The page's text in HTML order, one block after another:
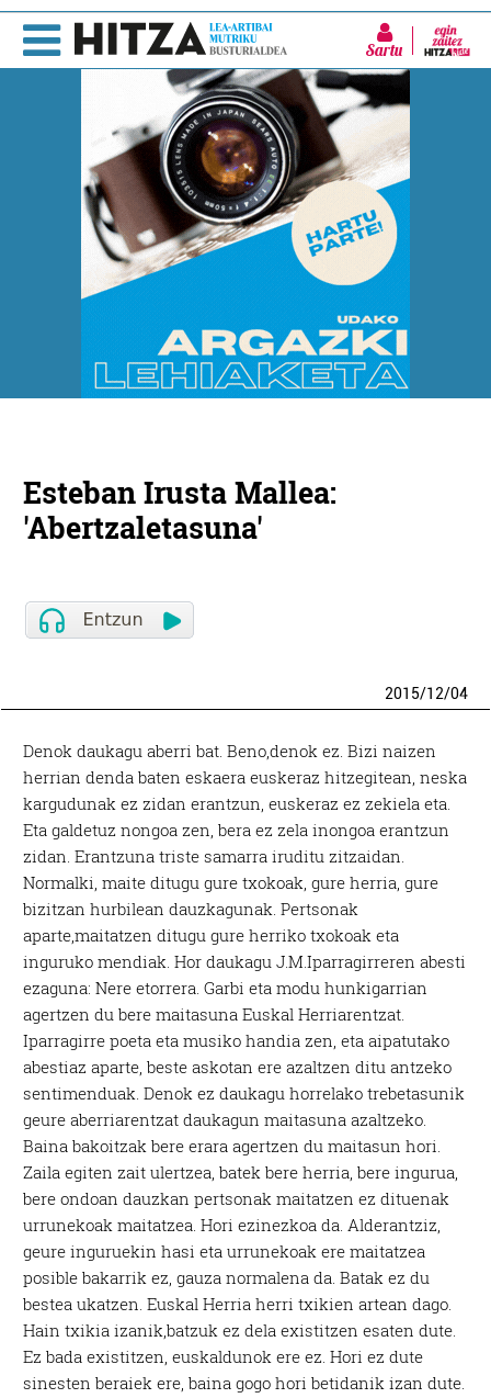
Sartu
Esteban Irusta Mallea:
'Abertzaletasuna'
2015/12/04
Denok daukagu aberri bat. Beno,denok ez. Bizi naizen
herrian denda baten eskaera euskeraz hitzegitean, neska
kargudunak ez zidan erantzun, euskeraz ez zekiela eta.
Eta galdetuz nongoa zen, bera ez zela inongoa erantzun
zidan. Erantzuna triste samarra iruditu zitzaidan.
Normalki, maite ditugu gure txokoak, gure herria, gure
bizitzan hurbilean dauzkagunak. Pertsonak
aparte,maitatzen ditugu gure herriko txokoak eta
inguruko mendiak. Hor daukagu J.M.Iparragirreren abesti
ezaguna: Nere etorrera. Garbi eta modu hunkigarrian
agertzen du bere maitasuna Euskal Herriarentzat.
Iparragirre poeta eta musiko handia zen, eta aipatutako
abestiaz aparte, beste askotan ere azaltzen ditu antzeko
sentimenduak. Denok ez daukagu horrelako trebetasunik
geure aberriarentzat daukagun maitasuna azaltzeko.
Baina bakoitzak bere erara agertzen du maitasun hori.
Zaila egiten zait ulertzea, batek bere herria, bere ingurua,
bere ondoan dauzkan pertsonak maitatzen ez dituenak
urrunekoak maitatzea. Hori ezinezkoa da. Alderantziz,
geure inguruekin hasi eta urrunekoak ere maitatzea
posible bakarrik ez, gauza normalena da. Batak ez du
bestea ukatzen. Euskal Herria herri txikien artean dago.
Hain txikia izanik,batzuk ez dela existitzen esaten dute.
Ez bada existitzen, euskaldunok ere ez. Hori ez dute
sinesten beraiek ere, baina gogo hori betidanik izan dute.